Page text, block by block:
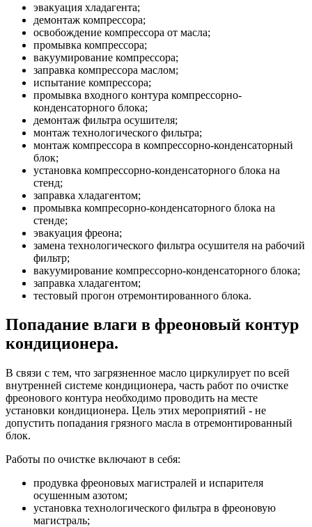
эвакуация хладагента;
демонтаж компрессора;
освобождение компрессора от масла;
промывка компрессора;
вакуумирование компрессора;
заправка компрессора маслом;
испытание компрессора;
промывка входного контура компрессорно-
конденсаторного блока;
демонтаж фильтра осушителя;
монтаж технологического фильтра;
монтаж компрессора в компрессорно-конденсаторный
блок;
установка компрессорно-конденсаторного блока на
стенд;
заправка хладагентом;
промывка компресорно-конденсаторного блока на
стенде;
эвакуация фреона;
замена технологического фильтра осушителя на рабочий
фильтр;
вакуумирование компрессорно-конденсаторного блока;
заправка хладагентом;
тестовый прогон отремонтированного блока.
Попадание влаги в фреоновый контур
кондиционера.
В связи с тем, что загрязненное масло циркулирует по всей
внутренней системе кондиционера, часть работ по очистке
фреонового контура необходимо проводить на месте
установки кондиционера. Цель этих мероприятий - не
допустить попадания грязного масла в отремонтированный
блок.
Работы по очистке включают в себя:
продувка фреоновых магистралей и испарителя
осушенным азотом;
установка технологического фильтра в фреоновую
магистраль;